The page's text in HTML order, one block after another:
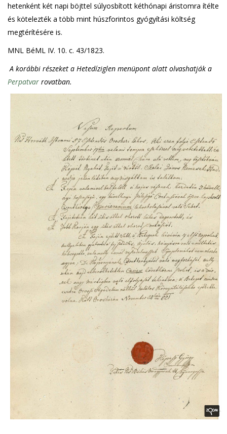
hetenként két napi böjttel súlyosbított kéthónapi áristomra ítélte
és kötelezték a több mint húszforintos gyógyítási költség
megtérítésére is.
MNL BéML IV. 10. c. 43/1823.
A korábbi részeket a Hetedíziglen menüpont alatt olvashatják a
Perpatvar rovatban.